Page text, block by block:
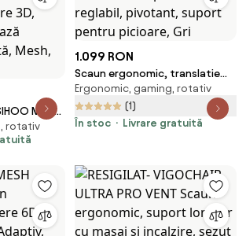
M56B-
3D, Cotiere
rotativ
1.099 RON
Scaun ergonomic, translatie
sezut, cotiere 6D, tetiera 3D,
suport lombar reglabil,
pivotant, suport pentru
Ergonomic, gaming, rotativ
(1)
În stoc
Livrare gratuită